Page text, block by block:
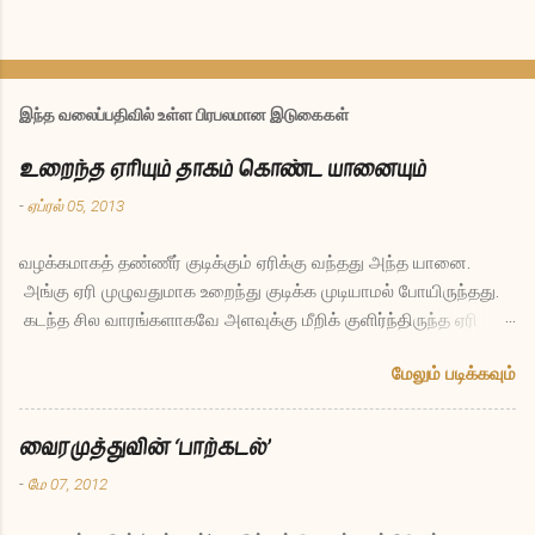
இந்த வலைப்பதிவில் உள்ள பிரபலமான இடுகைகள்
உறைந்த ஏரியும் தாகம் கொண்ட யானையும்
-ஏப்ரல் 05, 2013
வழக்கமாகத் தண்ணீர் குடிக்கும் ஏரிக்கு வந்தது அந்த யானை.
அங்கு ஏரி முழுவதுமாக உறைந்து குடிக்க முடியாமல் போயிருந்தது.
கடந்த சில வாரங்களாகவே அளவுக்கு மீறிக் குளிர்ந்திருந்த ஏரி
தாகத்துடனேயே திரும்பிச் சென்றுவிட்டது. சில மாதங்கள் கழித்து
மீண்டும் அதே ஏரிக்கு யானை வந்தது. அப்போதும் உறைந்தே இருந்த
ஏரியிடம் யானை கேட்டது, “எல்லோருடைய தாகத்தையும் தீர்க்கும்
புனிதமான பணி செய்யும் நீ இப்படி மாதக்கணக்கில் உறைந்து
போகலாமா, இது நியாயம்தானா?” என்று. ஏரி சொன்னது, “நியாயமா
மேலும் படிக்கவும்
வைரமுத்துவின் ‘பாற்கடல்’
- மே 07, 2012